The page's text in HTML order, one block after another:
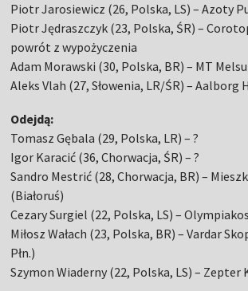
Piotr Jarosiewicz (26, Polska, LS) – Azoty
Piotr Jędraszczyk (23, Polska, ŚR) –
powrót z wypożyczenia
Adam Morawski (30, Polska, BR) – MT
Aleks Vlah (27, Słowenia, LR/ŚR) – Aalborg
Odejdą:
Tomasz Gębala (29, Polska, LR) – ?
Igor Karacić (36, Chorwacja, ŚR) – ?
Sandro Mestrić (28, Chorwacja, BR) –
(Białoruś)
Cezary Surgiel (22, Polska, LS) –
Miłosz Wałach (23, Polska, BR) – Vardar
Płn.)
Szymon Wiaderny (22, Polska, LS) – Zepter